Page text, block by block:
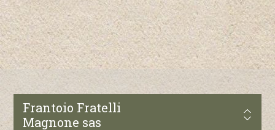
Frantoio Fratelli
Magnone sas